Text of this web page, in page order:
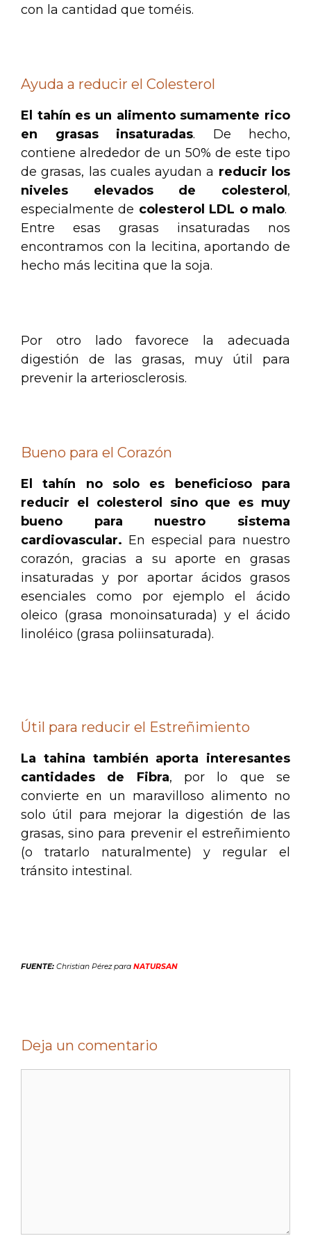
con la cantidad que toméis.
Ayuda a reducir el Colesterol
El tahín es un alimento sumamente rico
en grasas insaturadas. De hecho,
contiene alrededor de un 50% de este tipo
de grasas, las cuales ayudan a reducir los
niveles elevados de colesterol ,
especialmente de colesterol LDL o malo.
Entre esas grasas insaturadas nos
encontramos con la lecitina, aportando de
hecho más lecitina que la soja.
Por otro lado favorece la adecuada
digestión de las grasas, muy útil para
prevenir la arteriosclerosis.
Bueno para el Corazón
El tahín no solo es beneficioso para
reducir el colesterol sino que es muy
bueno para nuestro sistema
cardiovascular. En especial para nuestro
corazón, gracias a su aporte en grasas
insaturadas y por aportar ácidos grasos
esenciales como por ejemplo el ácido
oleico (grasa monoinsaturada) y el ácido
linoléico (grasa poliinsaturada).
Útil para reducir el Estreñimiento
La tahina también aporta interesantes
cantidades de Fibra, por lo que se
convierte en un maravilloso alimento no
solo útil para mejorar la digestión de las
grasas, sino para prevenir el estreñimiento
(o tratarlo naturalmente) y regular el
tránsito intestinal.
FUENTE: Christian Pérez para NATURSAN
Deja un comentario